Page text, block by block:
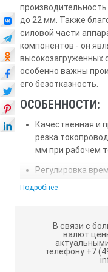
до 22 мм. Также
силовой части
компонентов - он
высокозагруженных
особенно важны
его безотказность.
ОСОБЕННОСТИ:
Качественная и
резка
мм при рабочем
Регулировка
резки
Цифровой
значение тока
Подробнее
В связи с
валют
телефону +7